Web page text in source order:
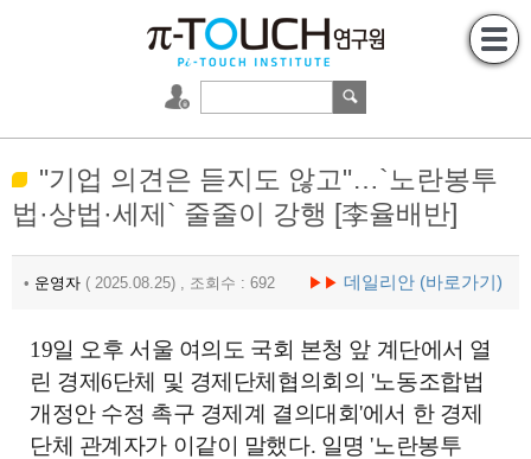
"기업 의견은 듣지도 않고"…`노란봉투
법·상법·세제` 줄줄이 강행 [李율배반]
• 운영자 ( 2025.08.25) , 조회수 : 692 ▶▶ 데일리안 (바로가기)
19일 오후 서울 여의도 국회 본청 앞 계단에서 열
린 경제6단체 및 경제단체협의회의 '노동조합법
개정안 수정 촉구 경제계 결의대회'에서 한 경제
단체 관계자가 이같이 말했다. 일명 '노란봉투